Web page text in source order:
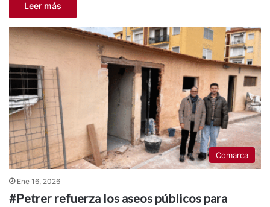
Leer más
Comarca
Ene 16, 2026
#Petrer refuerza los aseos públicos para